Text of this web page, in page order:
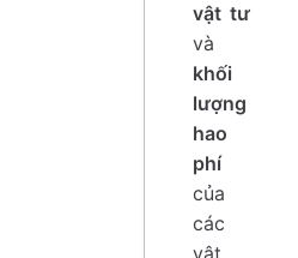
vật tư
và
khối
lượng
hao
phí
của
các